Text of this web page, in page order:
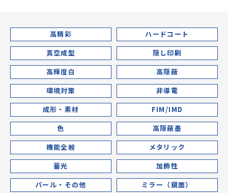
高精彩
ハードコート
真空成型
隠し印刷
高輝度白
高隠蔽
環境対策
非導電
成形・素材
FIM/IMD
色
高隠蔽墨
機能全般
メタリック
蓄光
加飾性
パール・その他
ミラー（鏡面）